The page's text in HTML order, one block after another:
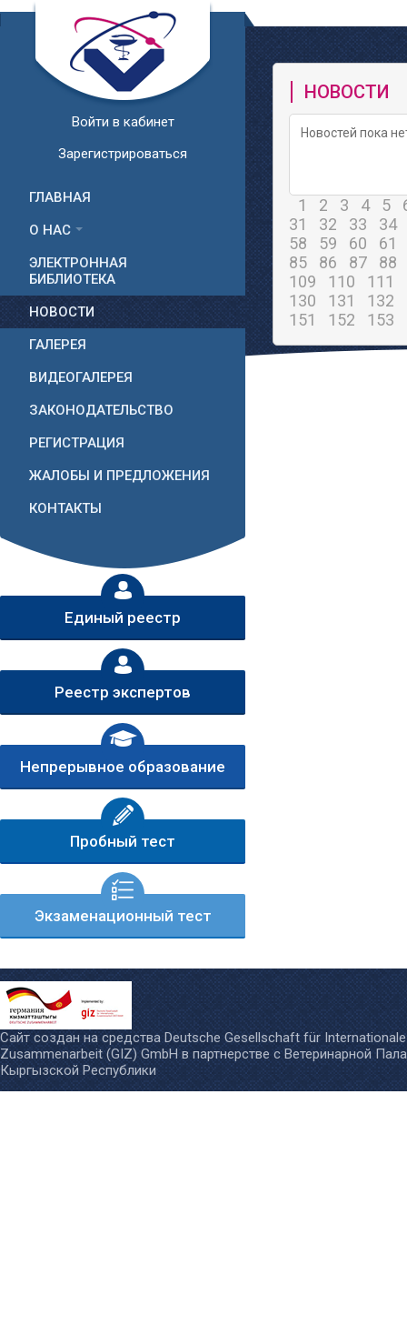
Войти в кабинет
Зарегистрироваться
ГЛАВНАЯ
О НАС
ЭЛЕКТРОННАЯ
БИБЛИОТЕКА
НОВОСТИ
ГАЛЕРЕЯ
ВИДЕОГАЛЕРЕЯ
ЗАКОНОДАТЕЛЬСТВО
РЕГИСТРАЦИЯ
ЖАЛОБЫ И ПРЕДЛОЖЕНИЯ
КОНТАКТЫ
Единый реестр
Реестр экспертов
Непрерывное образование
Пробный тест
Экзаменационный тест
НОВОСТИ
Новостей пока
1 2 3 4 5
31
32 33
34
58
59 60
61
85
86 87
88
109
110 111
130
131 132
151
152 153
Сайт создан на средства Deutsche Gesellschaft für Internationale
Zusammenarbeit (GIZ) GmbH в партнерстве с Ветеринарной
Кыргызской Республики